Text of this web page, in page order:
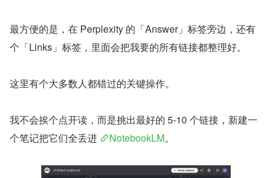
最方便的是，在 Perplexity 的「Answer」标签旁边，还有
个「Links」标签，里面会把我要的所有链接都整理好。
这里有个大多数人都错过的关键操作。
我不会挨个点开读，而是挑出最好的 5-10 个链接，新建一
个笔记把它们全丢进
NotebookLM。